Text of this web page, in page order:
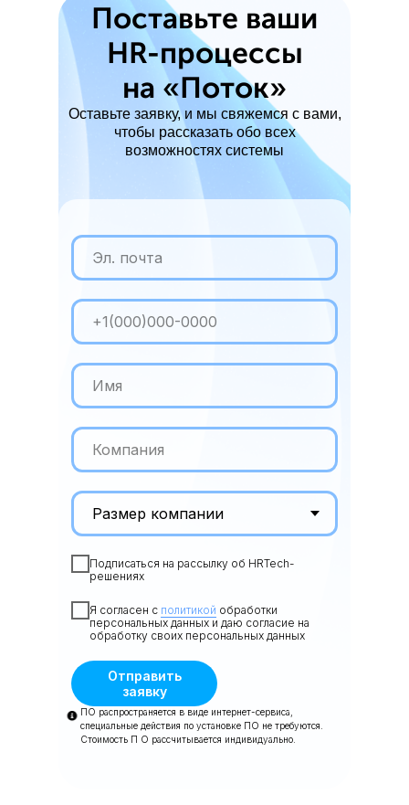
Подписаться на рассылку об HRTech-
решениях
Я согласен с политикой обработки
персональных данных и даю согласие на
обработку своих персональных данных
Отправить
заявку
ПО распространяется в виде интернет-сервиса,
специальные действия по установке ПО не требуются.
Стоимость П О рассчитывается индивидуально.
Поставьте ваши
HR-процессы
на «Поток»
Оставьте заявку, и мы свяжемся с вами,
чтобы рассказать обо всех
возможностях системы